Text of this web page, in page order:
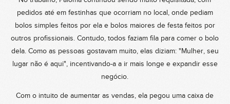
pedidos até em festinhas que ocorriam no local, onde pediam
bolos simples feitos por ela e bolos maiores de festa feitos por
outros profissionais. Contudo, todos faziam fila para comer o bolo
dela. Como as pessoas gostavam muito, elas diziam: "Mulher, seu
lugar não é aqui", incentivando-a a ir mais longe e expandir esse
negócio.
Com o intuito de aumentar as vendas, ela pegou uma caixa de